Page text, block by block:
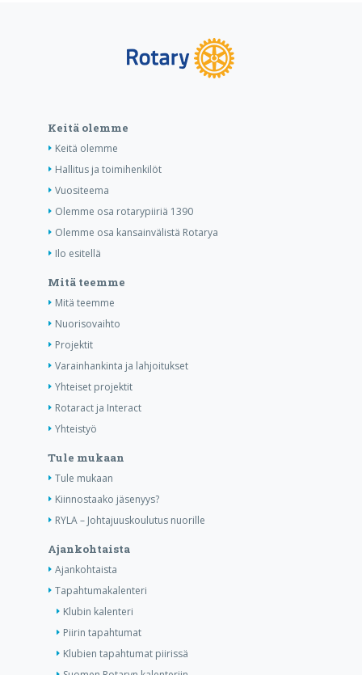
Keitä olemme
Keitä olemme
Hallitus ja toimihenkilöt
Vuositeema
Olemme osa rotarypiiriä 1390
Olemme osa kansainvälistä Rotarya
Ilo esitellä
Mitä teemme
Mitä teemme
Nuorisovaihto
Projektit
Varainhankinta ja lahjoitukset
Yhteiset projektit
Rotaract ja Interact
Yhteistyö
Tule mukaan
Tule mukaan
Kiinnostaako jäsenyys?
RYLA – Johtajuuskoulutus nuorille
Ajankohtaista
Ajankohtaista
Tapahtumakalenteri
Klubin kalenteri
Piirin tapahtumat
Klubien tapahtumat piirissä